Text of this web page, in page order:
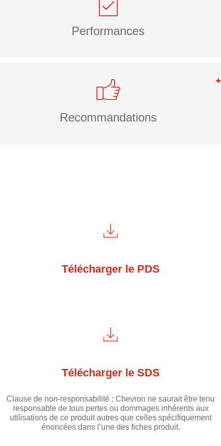
Performances
Recommandations
Télécharger le PDS
Télécharger le SDS
Clause de non-responsabilité : Chevron ne saurait être tenu
responsable de tous pertes ou dommages inhérents aux
utilisations de ce produit autres que celles spécifiquement
énoncées dans l’une des fiches produit.